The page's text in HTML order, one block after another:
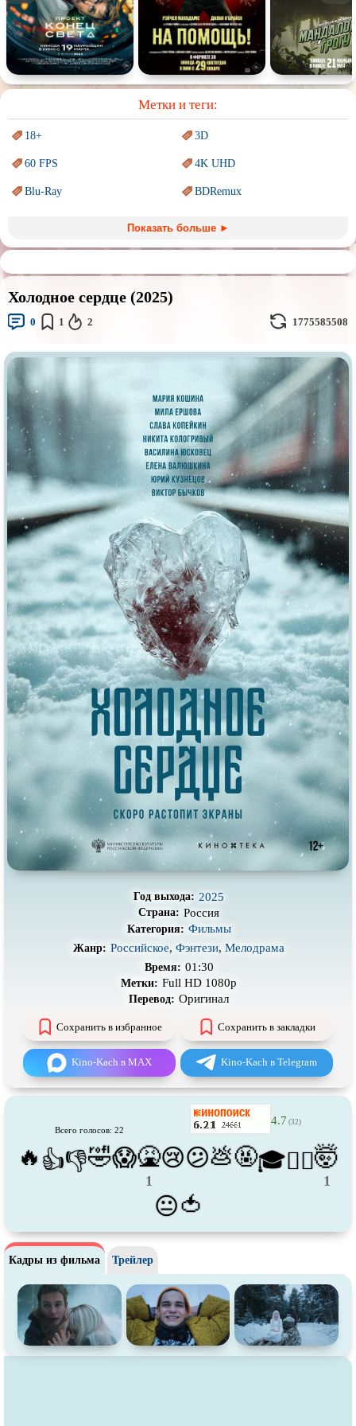
Спорт Спектакль Сказка Немое кино Для взрослых
Метки и теги:
18+ 3D
60 FPS 4K UHD
Blu-Ray BDRemux
Sci-Fi (Научнаяфантастика) Trash (трэш) movies
Авангард иСюрреализм Ангелы и Демоны
Аниме
Врачи
Индийское кино Киберпанк
Коллекция
Маги и Волшебники Наркотики
Новогодние Основанное нареальных
событиях
Параллельные миры
ПереводГоблина
ПереводКубик в Кубе ПереводКураж-Бамбей
Пеплум Подростковаяжестокость
Постапокалипсис Призраки
Про акул Про апокалипсис
Про богов Про богатых
Про вампиров Про ведьм
Про викингов Про выживание
Про гангстеров Про гонки
Про деревню Про динозавров
Про животных
Про инопланетян
Про корабли и подводные
лодки
Про космос
Про любовь Про маньяков исерийных
убийц
Про мафию
Про оборотней
во времени Про роботов
Про самолёты
Про снайперов
Про супергероев Про танки
Про танцы Про тюрьму
Про футбол Про хакеров
Про шпионов
Про Юристов иАдвокатов Псевдодокументальный
Режиссёрская версия Роуд-муви
Сцены собнажённой натурой
Экранизация
В ожидании TeleSynch
CAMRip
Показать больше ►
Холодное сердце (2025)
0 1 2 1775585508
Год выхода: 2025
Страна: Россия
Категория: Фильмы
Жанр: Российское, Фэнтези, Мелодрама
Время: 01:30
Метки: Full HD 1080p
Перевод: Оригинал
Сохранить в избранное Сохранить в закладки
Kino-Kach в MAX Kino-Kach в Telegram
Всего голосов: 22
4.7 (32)
🔥 👍👎🤣😱🤮
1
😢😕💩🤬🎓😵‍💫🤯
1
😐🍅
Кадры из фильма Трейлер